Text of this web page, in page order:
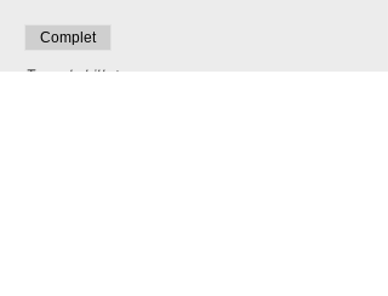
Complet
Type de billet